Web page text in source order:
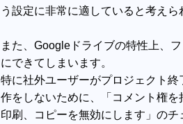
う設定に非常に適していると考えら
また、Googleドライブの特性上、
にできてしまいます。
特に社外ユーザーがプロジェクト
作をしないために、「コメント権を
印刷、コピーを無効にします」の